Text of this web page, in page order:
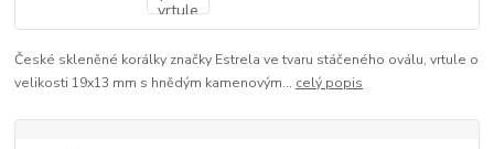
České skleněné korálky značky Estrela ve tvaru stáčeného oválu, vrtule o
velikosti 19x13 mm s hnědým kamenovým... celý popis